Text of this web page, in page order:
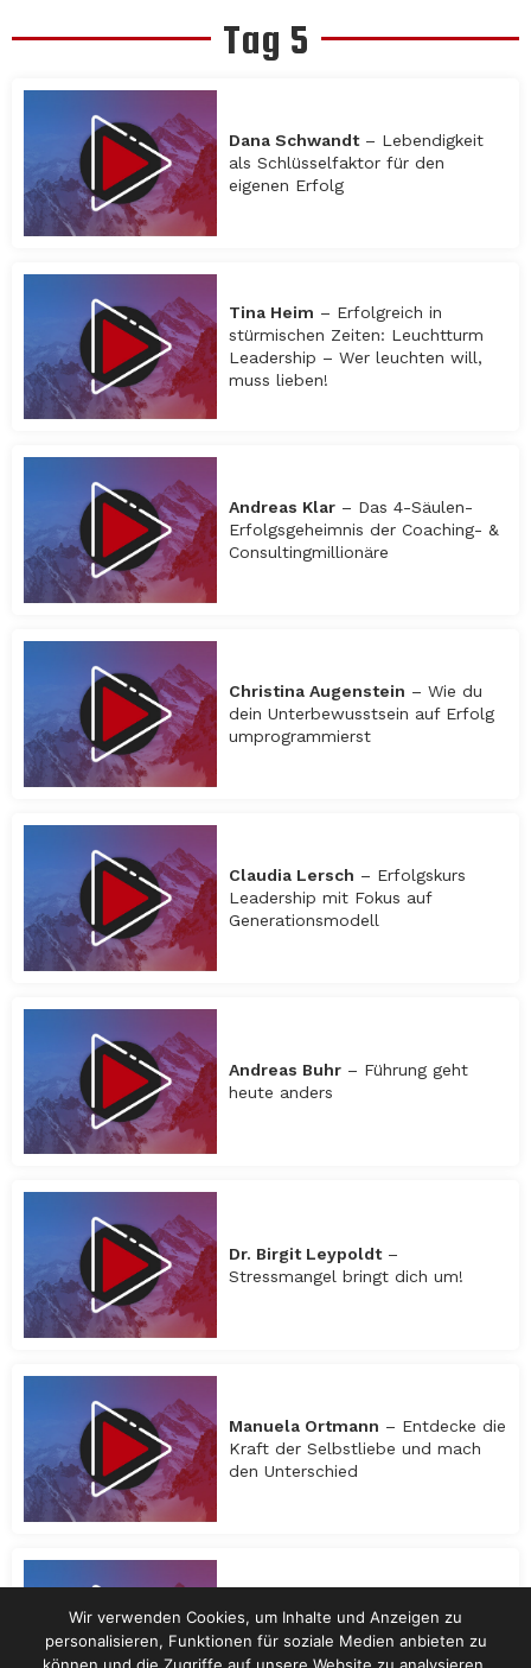
Tag 5
Dana Schwandt– Lebendigkeit
als Schlüsselfaktor für den
eigenen Erfolg
Tina Heim – Erfolgreich in
stürmischen Zeiten: Leuchtturm
Leadership – Wer leuchten will,
muss lieben!
Andreas Klar – Das 4-Säulen-
Erfolgsgeheimnis der Coaching- &
Consultingmillionäre
Christina Augenstein – Wie du
dein Unterbewusstsein auf Erfolg
umprogrammierst
Claudia Lersch – Erfolgskurs
Leadership mit Fokus auf
Generationsmodell
Andreas Buhr – Führung geht
heute anders
Dr. Birgit Leypoldt–
Stressmangel bringt dich um!
Manuela Ortmann – Entdecke die
Kraft der Selbstliebe und mach
den Unterschied
Red Fox Award – Verleihung
Wir verwenden Cookies, um Inhalte und Anzeigen zu
personalisieren, Funktionen für soziale Medien anbieten zu